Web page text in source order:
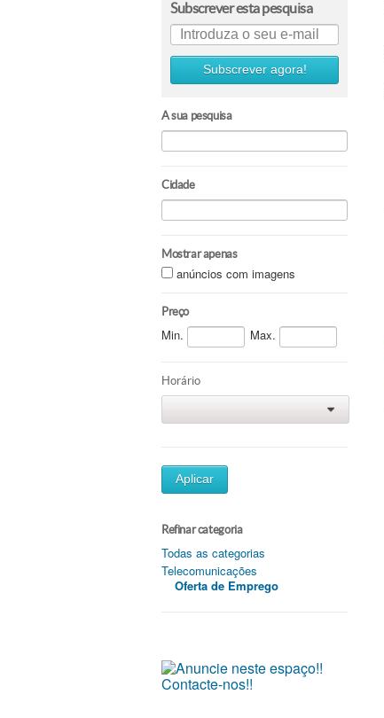
Subscrever esta pesquisa
Subscrever agora!
A sua pesquisa
Cidade
Mostrar apenas
anúncios com imagens
Preço
Min. Max.
Horário
0
Aplicar
Refinar categoria
Todas as categorias
Telecomunicações
Oferta de Emprego